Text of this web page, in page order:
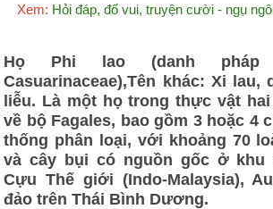
Xem: Hỏi đáp, đố vui, truyện cười - ngụ
Họ Phi lao (danh pháp
Casuarinaceae),Tên khác: Xi
liễu. Là một họ trong thực vật
về bộ Fagales, bao gồm 3 hoặc 4
thống phân loại, với khoảng 70
và cây bụi có nguồn gốc ở khu
Cựu Thế giới (Indo-Malaysia),
đảo trên Thái Bình Dương.